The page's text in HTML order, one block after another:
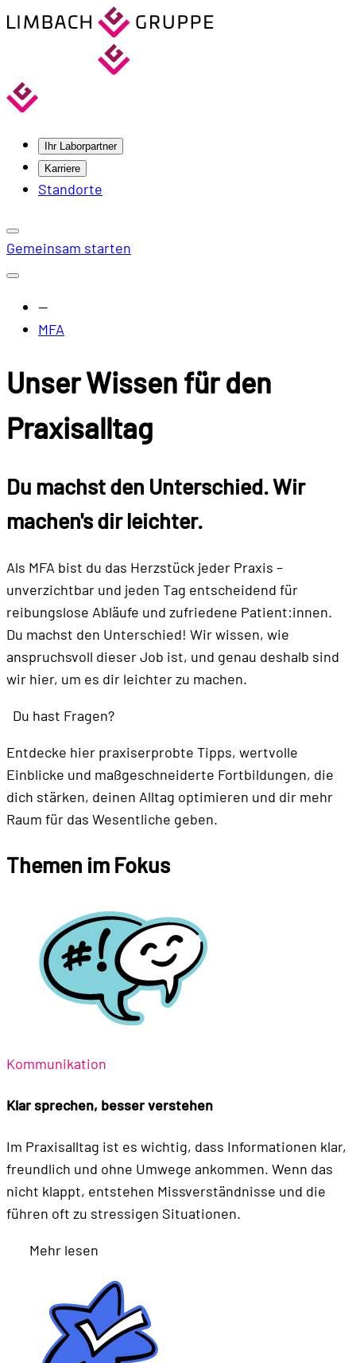
Ihr Laborpartner
Karriere
Standorte
Gemeinsam starten
—
MFA
Unser Wissen für den
Praxisalltag
Du machst den Unterschied. Wir
machen's dir leichter.
Als MFA bist du das Herzstück jeder Praxis –
unverzichtbar und jeden Tag entscheidend für
reibungslose Abläufe und zufriedene Patient:innen.
Du machst den Unterschied! Wir wissen, wie
anspruchsvoll dieser Job ist, und genau deshalb sind
wir hier, um es dir leichter zu machen.
Du hast Fragen?
Entdecke hier praxiserprobte Tipps, wertvolle
Einblicke und maßgeschneiderte Fortbildungen, die
dich stärken, deinen Alltag optimieren und dir mehr
Raum für das Wesentliche geben.
Themen im Fokus
Kommunikation
Klar sprechen, besser verstehen
Im Praxisalltag ist es wichtig, dass Informationen klar,
freundlich und ohne Umwege ankommen. Wenn das
nicht klappt, entstehen Miss­verständnisse und die
führen oft zu stressigen Situationen.
Mehr lesen